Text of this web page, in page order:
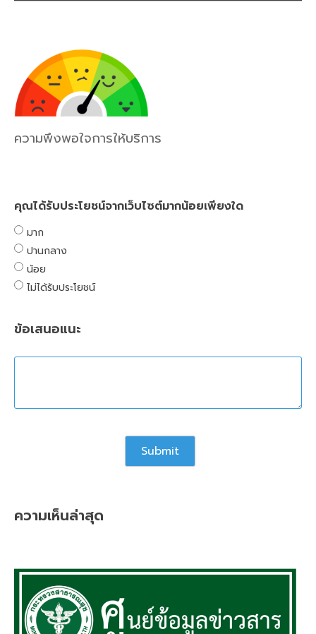
ความพึงพอใจการให้บริการ
คุณได้รับประโยชน์จากเว็บไซต์มากน้อยเพียงใด
มาก
ปานกลาง
น้อย
ไม่ได้รับประโยชน์
ข้อเสนอแนะ
ความเห็นล่าสุด